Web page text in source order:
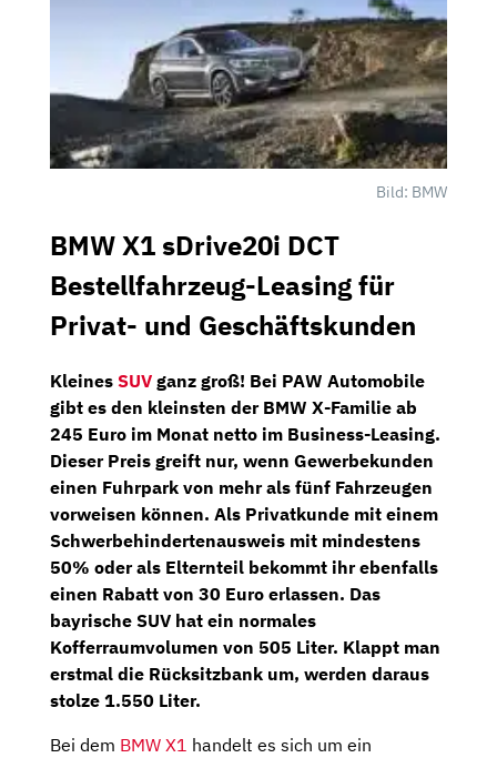
Bild: BMW
BMW X1 sDrive20i DCT
Bestellfahrzeug-Leasing für
Privat- und Geschäftskunden
Kleines SUV ganz groß! Bei PAW Automobile
gibt es den kleinsten der BMW X-Familie ab
245 Euro im Monat netto im Business-Leasing.
Dieser Preis greift nur, wenn Gewerbekunden
einen Fuhrpark von mehr als fünf Fahrzeugen
vorweisen können. Als Privatkunde mit einem
Schwerbehindertenausweis mit mindestens
50% oder als Elternteil bekommt ihr ebenfalls
einen Rabatt von 30 Euro erlassen. Das
bayrische SUV hat ein normales
Kofferraumvolumen von 505 Liter. Klappt man
erstmal die Rücksitzbank um, werden daraus
stolze 1.550 Liter.
Bei dem BMW X1 handelt es sich um ein